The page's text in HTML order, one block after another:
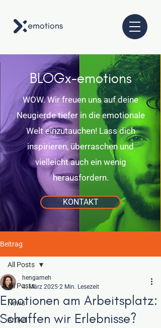
BLOGx-emotions
WOW. Wir freuen uns auf deine
Neugierde tiefer in die emotionale
Welt einzutauchen! Lass dich
inspirieren, überraschen und
vielleicht auch ein wenig
herausfordern.
KONTAKT
Beitrag
All Posts
News
Artikel
All Posts
Emotionen am Arbeitsplatz:
Schaffen wir Erlebnisse?
hengameh
4. März 2025 2 Min. Lesezeit